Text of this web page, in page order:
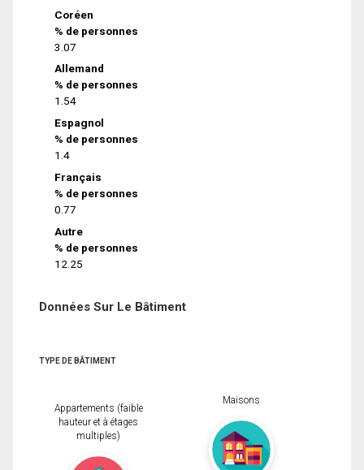
Coréen
% de personnes
3.07
Allemand
% de personnes
1.54
Espagnol
% de personnes
1.4
Français
% de personnes
0.77
Autre
% de personnes
12.25
Données Sur Le Bâtiment
TYPE DE BÂTIMENT
Appartements (faible
hauteur et à étages
multiples)
Maisons